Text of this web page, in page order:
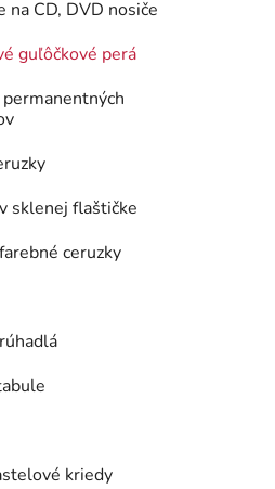
na CD, DVD nosiče
guľôčkové perá
sklenej flaštičke
ceruzky
kriedy